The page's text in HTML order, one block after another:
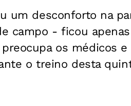
um desconforto na
campo - ficou
os médicos
o treino desta